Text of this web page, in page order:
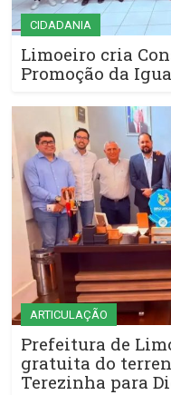
CIDADANIA
Limoeiro cria
Promoção da
ARTICULAÇÃO
Prefeitura de
gratuita do
Terezinha para